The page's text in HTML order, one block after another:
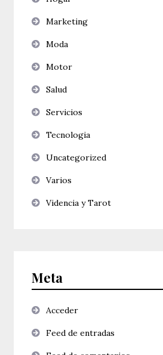
Marketing
Moda
Motor
Salud
Servicios
Tecnologia
Uncategorized
Varios
Videncia y Tarot
Meta
Acceder
Feed de entradas